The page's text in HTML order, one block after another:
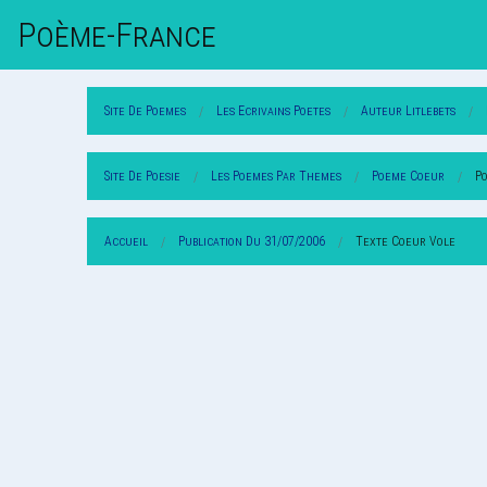
Poème-FrAnce
Site De Poemes Les Ecrivains Poetes Auteur Litlebets
Site De Poesie Les Poemes Par Themes Poeme Coeur
Accueil Publication Du 31/07/2006 Texte Coeur Vole